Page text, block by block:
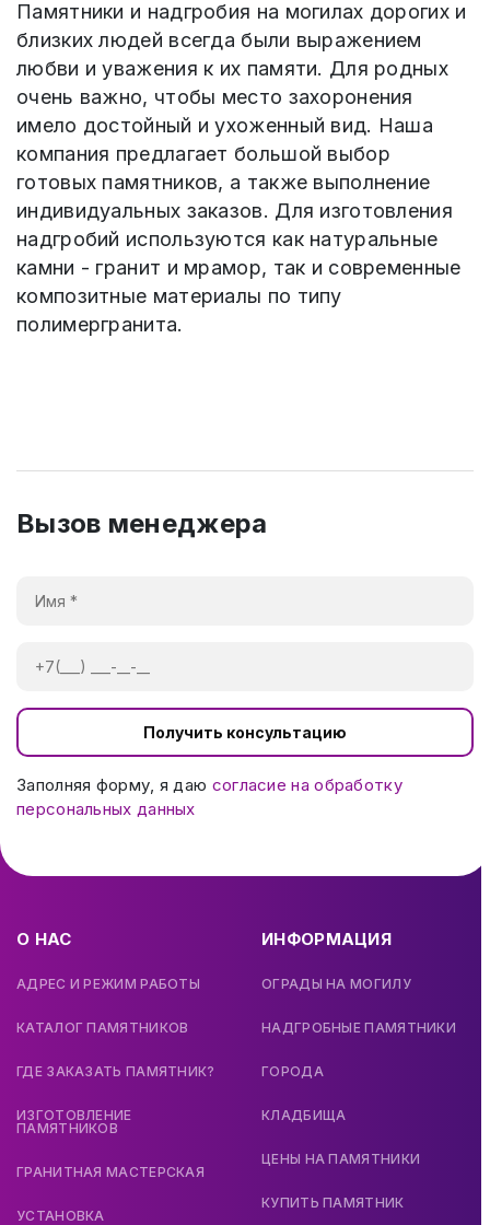
Памятники и надгробия на могилах дорогих и
близких людей всегда были выражением
любви и уважения к их памяти. Для родных
очень важно, чтобы место захоронения
имело достойный и ухоженный вид. Наша
компания предлагает большой выбор
готовых памятников, а также выполнение
индивидуальных заказов. Для изготовления
надгробий используются как натуральные
камни - гранит и мрамор, так и современные
композитные материалы по типу
полимергранита.
Вызов менеджера
Получить консультацию
Заполняя форму, я даю согласие на обработку
персональных данных
О НАС
АДРЕС И РЕЖИМ РАБОТЫ
КАТАЛОГ ПАМЯТНИКОВ
ГДЕ ЗАКАЗАТЬ ПАМЯТНИК?
ИЗГОТОВЛЕНИЕ
ПАМЯТНИКОВ
ГРАНИТНАЯ МАСТЕРСКАЯ
УСТАНОВКА
ИНФОРМАЦИЯ
ОГРАДЫ НА МОГИЛУ
НАДГРОБНЫЕ ПАМЯТНИКИ
ГОРОДА
КЛАДБИЩА
ЦЕНЫ НА ПАМЯТНИКИ
КУПИТЬ ПАМЯТНИК